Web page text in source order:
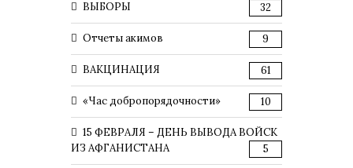
ВЫБОРЫ 32
Отчеты акимов 9
ВАКЦИНАЦИЯ 61
«Час добропорядочности» 10
15 ФЕВРАЛЯ – ДЕНЬ ВЫВОДА ВОЙСК
ИЗ АФГАНИСТАНА
5